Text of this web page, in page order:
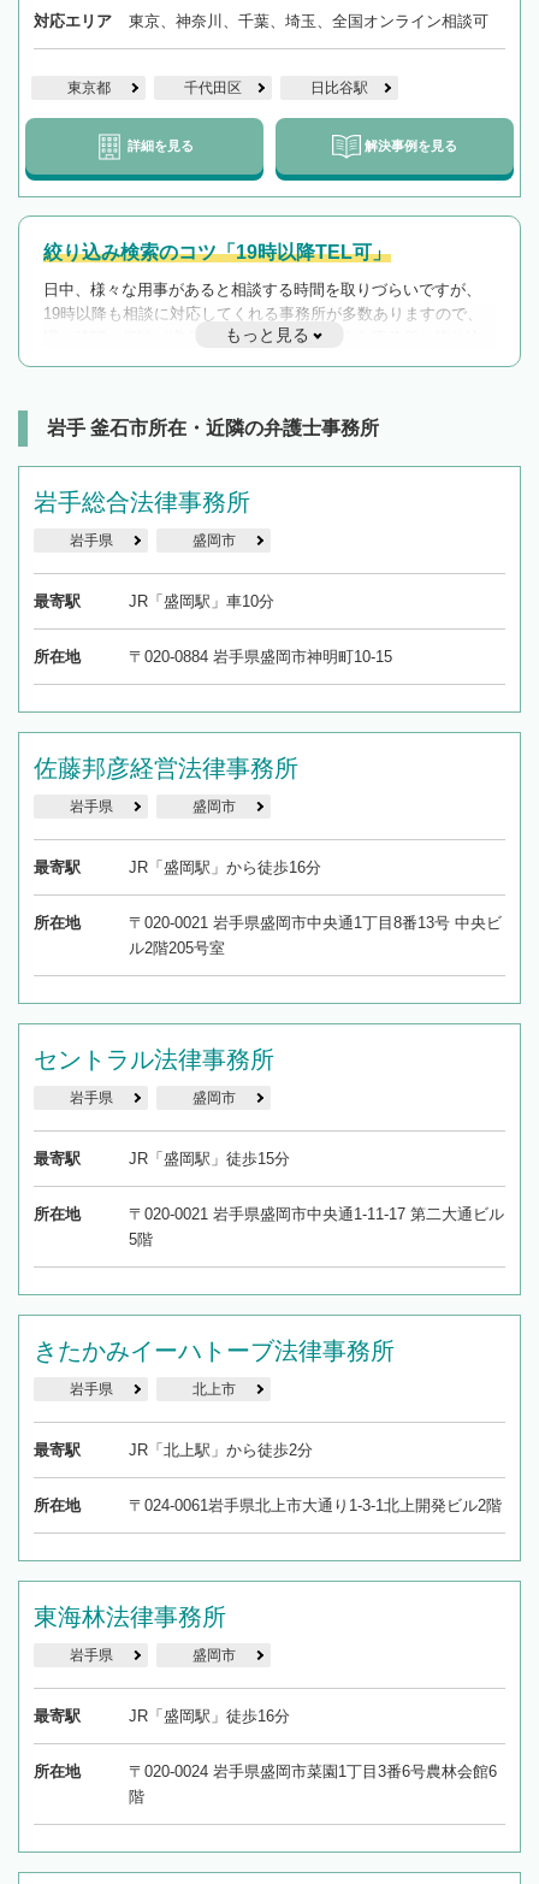
対応エリア 東京、神奈川、千葉、埼玉、全国オンライン相談可
東京都 千代田区 日比谷駅
詳細を見る 解決事例を見る
絞り込み検索のコツ「19時以降TEL可」
日中、様々な用事があると相談する時間を取りづらいですが、
19時以降も相談に対応してくれる事務所が多数ありますので、
遅い時間の相談が増えそうな場合はそのような事務所に絞り込
んで検索してみましょう。
を加えて再検索
もっと見る
岩手 釜石市所在・近隣の弁護士事務所
岩手総合法律事務所
岩手県 盛岡市
最寄駅 JR「盛岡駅」車10分
所在地 〒020-0884 岩手県盛岡市神明町10-15
佐藤邦彦経営法律事務所
岩手県 盛岡市
最寄駅 JR「盛岡駅」から徒歩16分
所在地
〒020-0021 岩手県盛岡市中央通1丁目8番13号 中央ビ
ル2階205号室
セントラル法律事務所
岩手県 盛岡市
最寄駅 JR「盛岡駅」徒歩15分
所在地
〒020-0021 岩手県盛岡市中央通1-11-17 第二大通ビル
5階
きたかみイーハトーブ法律事務所
岩手県 北上市
最寄駅 JR「北上駅」から徒歩2分
所在地 〒024-0061岩手県北上市大通り1-3-1北上開発ビル2階
東海林法律事務所
岩手県 盛岡市
最寄駅 JR「盛岡駅」徒歩16分
所在地
〒020-0024 岩手県盛岡市菜園1丁目3番6号農林会館6
階